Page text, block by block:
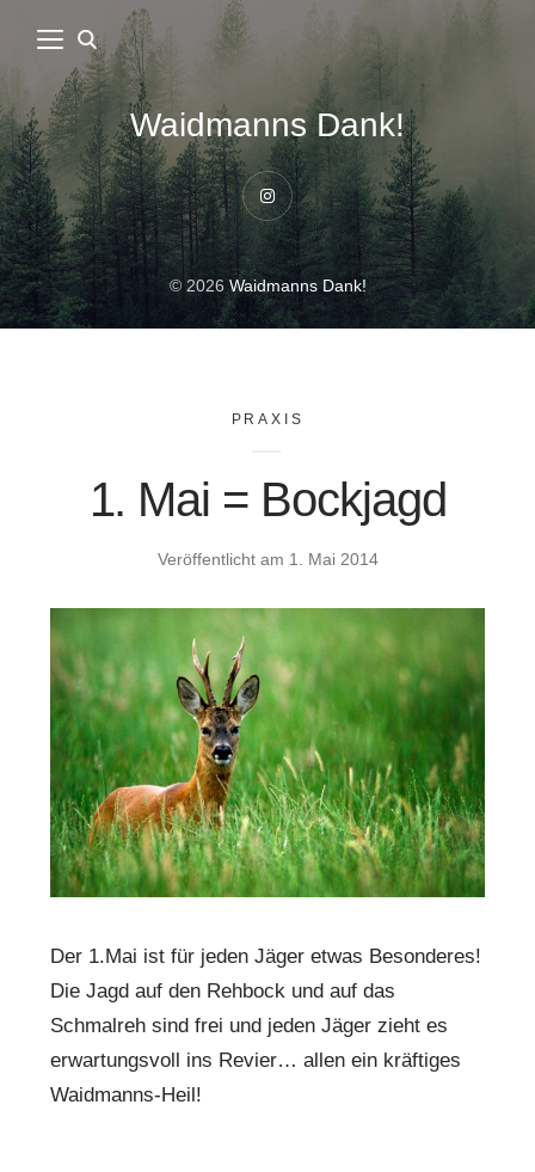
Waidmanns Dank!
Instagram
© 2026Waidmanns Dank!
PRAXIS
1. Mai = Bockjagd
Veröffentlicht am 1. Mai 2014
Der 1.Mai ist für jeden Jäger etwas Besonderes!
Die Jagd auf den Rehbock und auf das
Schmalreh sind frei und jeden Jäger zieht es
erwartungsvoll ins Revier… allen ein kräftiges
Waidmanns-Heil!